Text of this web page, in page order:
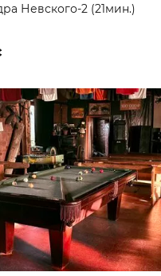
Невского-2 (21мин.)